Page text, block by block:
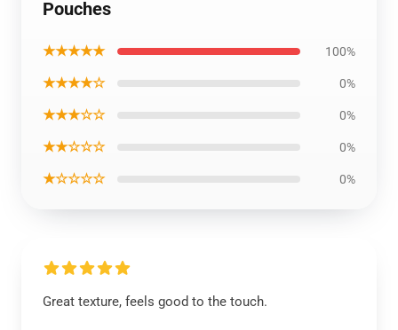
Pouches
★★★★★ 100%
★★★★☆ 0%
★★★☆☆ 0%
★★☆☆☆ 0%
★☆☆☆☆ 0%
Great texture, feels good to the touch.